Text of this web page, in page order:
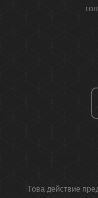
Това действие